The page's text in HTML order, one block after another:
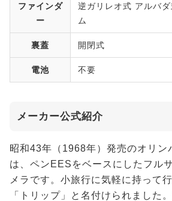
ファインダ
ー
逆ガリレオ式 アルバ
ム
裏蓋 開閉式
電池 不要
メーカー公式紹介
昭和43年（1968年）発売のオリン
は、ペンEESをベースにしたフル
メラです。小旅行に気軽に持って
「トリップ」と名付けられました